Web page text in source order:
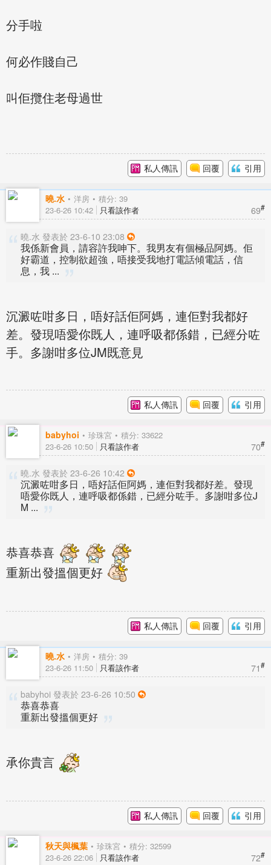
分手啦
何必作賤自己
叫佢攬住老母過世
私人傳訊 回覆 引用
曉.水 洋房 積分: 39
69#
23-6-26 10:42 只看該作者
曉.水 發表於 23-6-10 23:08
我係新會員，請容許我呻下。我男友有個極品阿媽。佢
好霸道，控制欲超強，唔接受我地打電話傾電話，信
息，我 ...
沉澱咗咁多日，唔好話佢阿媽，連佢對我都好
差。發現唔愛你既人，連呼吸都係錯，已經分咗
手。多謝咁多位JM既意見
私人傳訊 回覆 引用
babyhoi 珍珠宮 積分: 33622
70#
23-6-26 10:50 只看該作者
曉.水 發表於 23-6-26 10:42
沉澱咗咁多日，唔好話佢阿媽，連佢對我都好差。發現
唔愛你既人，連呼吸都係錯，已經分咗手。多謝咁多位J
M ...
恭喜恭喜
重新出發搵個更好
私人傳訊 回覆 引用
曉.水 洋房 積分: 39
71#
23-6-26 11:50 只看該作者
babyhoi 發表於 23-6-26 10:50
恭喜恭喜
重新出發搵個更好
承你貴言
私人傳訊 回覆 引用
秋天與楓葉 珍珠宮 積分: 32599
72#
23-6-26 22:06 只看該作者